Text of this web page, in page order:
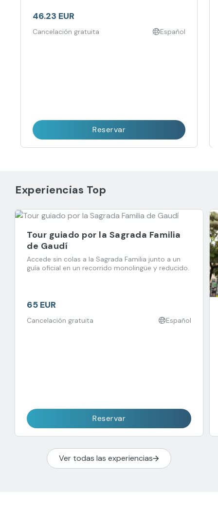
46.23 EUR
Cancelación gratuita Español
Reservar
Experiencias Top
Tour guiado por la Sagrada Familia
de Gaudí
Accede sin colas a la Sagrada Familia junto a un
guía oficial en un recorrido monolingüe y reducido.
65 EUR
Cancelación gratuita Español
Reservar
Ver todas las experiencias